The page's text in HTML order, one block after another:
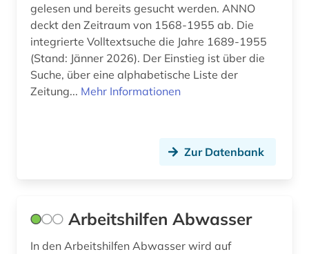
energetische sanierung (1)
energiebewusstes bauen (5)
energieeffizienz (2)
ereignis (1)
erich (1)
gelesen und bereits gesucht werden. ANNO
deckt den Zeitraum von 1568-1955 ab. Die
integrierte Volltextsuche die Jahre 1689-1955
(Stand: Jänner 2026). Der Einstieg ist über die
Suche, über eine alphabetische Liste der
Zeitung... Mehr Informationen
Zur Datenbank
Arbeitshilfen Abwasser
In den Arbeitshilfen Abwasser wird auf